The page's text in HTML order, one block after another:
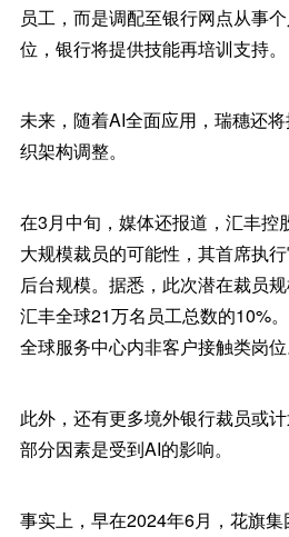
员工，而是调配至银行网点从事
位，银行将提供技能再培训支持。
未来，随着AI全面应用，瑞穗还
织架构调整。
在3月中旬，媒体还报道，汇丰控
大规模裁员的可能性，其首席执
后台规模。据悉，此次潜在裁员
汇丰全球21万名员工总数的10%
全球服务中心内非客户接触类岗位
此外，还有更多境外银行裁员或
部分因素是受到AI的影响。
事实上，早在2024年6月，花旗